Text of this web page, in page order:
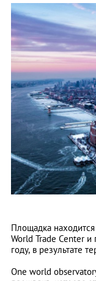
Площадка
World Trade Center
году, в результате
One world